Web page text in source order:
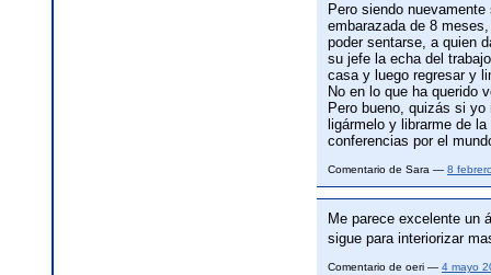
Pero siendo
embarazada de 8
poder sentarse, a quien
su jefe la echa del
casa y luego regresar y
No en lo que ha querido
Pero bueno, quizás si
ligármelo y librarme de
conferencias por el
Comentario de Sara — 8
Me parece excelente un
sigue para interiorizar
Comentario de oeri — 4 mayo